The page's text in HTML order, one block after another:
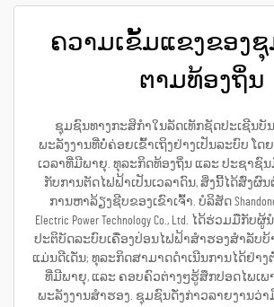
ຄວາມເຂັ້ມແຂງຂອງ
ຕາມທ້ອງຖິ່ນ
ຊຸມຊົນທາງກະສິກຳໃນລັດເທັກຊັດປະເຊີນບັ
ພະລັງງານທີ່ບໍ່ຄ່ອຍເຂົ້າເຖິງຢ່າງເປັນລະບົບ ໂດ
ເວລາທີ່ມີພາຍຸ. ທຸລະກິດທ້ອງຖິ່ນ ແລະ ປະຊາຊົ
ກັບການຕັດໄຟຟ້າເປັນເວລາດົນ, ສິ່ງນີ້ໄດ້ສົ່ງຜົ
ການຫາລ້ຽງຊີບຂອງເຂົາເຈົ້າ. ບໍລິສັດ Shandong
Electric Power Technology Co., Ltd. ໄດ້ຮ່ວມມື
ປະຕິບັດລະບົບເຄື່ອງປ່ອນໄຟຟ້າສຳຮອງສຳລັບບ້
ແມ່ນດີເດັ່ນ; ທຸລະກິດສາມາດດຳເນີນການໄດ້ຢ່າງ
ທີ່ມີພາຍຸ, ແລະ ຄອບຄົວຕ່າງໆຮູ້ສຶກປອດໄພເພ
ພະລັງງານສຳຮອງ. ຊຸມຊົນດັ່ງກ່າວລາຍງານວ່າ